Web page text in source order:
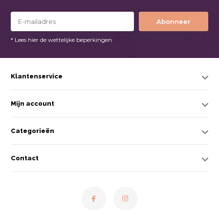
Abonneer
* Lees hier de wettelijke beperkingen
Klantenservice
Mijn account
Categorieën
Contact